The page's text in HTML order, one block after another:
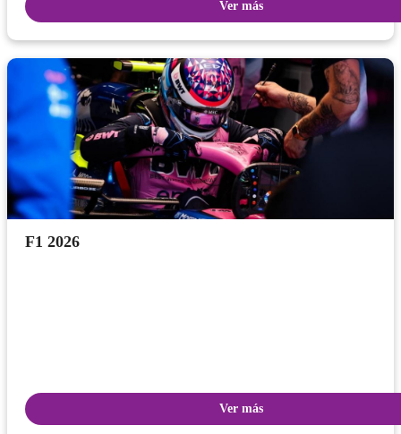
Ver más
F1 2026
Ver más